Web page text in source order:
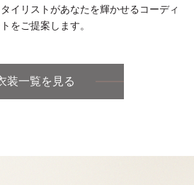
イリストがあなたを輝かせるコーディ
をご提案します。
装一覧を見る